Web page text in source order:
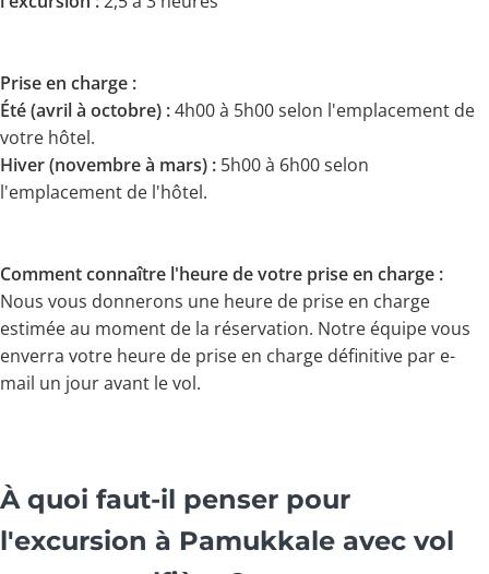
Prise en charge :
Été (avril à octobre) :4h00 à 5h00 selon l'emplacement de
votre hôtel.
Hiver (novembre à mars) : 5h00 à 6h00 selon
l'emplacement de l'hôtel.
Comment connaître l'heure de votre prise en charge :
Nous vous donnerons une heure de prise en charge
estimée au moment de la réservation. Notre équipe vous
enverra votre heure de prise en charge définitive par e-
mail un jour avant le vol.
À quoi faut-il penser pour
l'excursion à Pamukkale avec vol